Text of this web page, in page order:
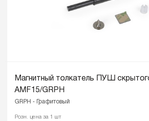
Магнитный толкатель ПУШ
AMF15/GRPH
GRPH - Графитовый
Розн. цена за 1 шт